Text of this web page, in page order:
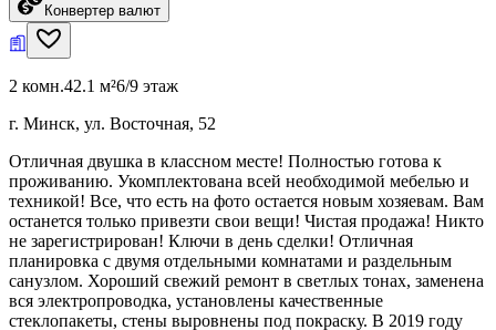
Конвертер валют
2 комн.42.1 м²6/9 этаж
г. Минск, ул. Восточная, 52
Отличная двушка в классном месте! Полностью готова к
проживанию. Укомплектована всей необходимой мебелью и
техникой! Все, что есть на фото остается новым хозяевам. Вам
останется только привезти свои вещи! Чистая продажа! Никто
не зарегистрирован! Ключи в день сделки! Отличная
планировка с двумя отдельными комнатами и раздельным
санузлом. Хороший свежий ремонт в светлых тонах, заменена
вся электропроводка, установлены качественные
стеклопакеты, стены выровнены под покраску. В 2019 году